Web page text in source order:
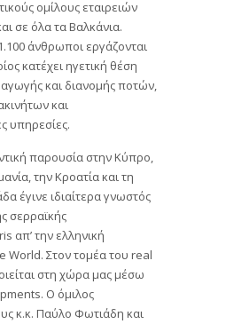
ομίλους εταιρειών
σε όλα τα Βαλκάνια.
άνθρωποι εργάζονται
κατέχει ηγετική θέση
και διανομής ποτών,
και
υπηρεσίες.
παρουσία στην Κύπρο,
την Κροατία και τη
έγινε ιδιαίτερα γνωστός
σερραϊκής
απ’ την ελληνική
World. Στον τομέα του real
στη χώρα μας μέσω
Ο όμιλος
κ.κ. Παύλο Φωτιάδη και